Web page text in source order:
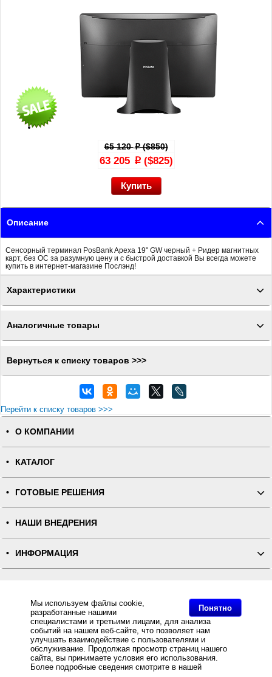
Понятно
Мы используем файлы cookie,
разработанные нашими
специалистами и третьими лицами, для анализа
событий на нашем веб-сайте, что позволяет нам
улучшать взаимодействие с пользователями и
обслуживание. Продолжая просмотр страниц нашего
сайта, вы принимаете условия его использования.
Более подробные сведения смотрите в нашей
65 120p($850)
63 205 p($825)
Описание
Сенсорный терминал PosBank Apexa 19" GW черный + Ридер магнитных
карт, без ОС за разумную цену и с быстрой доставкой Вы всегда можете
купить в интернет-магазине Послэнд!
Характеристики
Аналогичные товары
Вернуться к списку товаров >>>
Перейти к списку товаров >>>
О КОМПАНИИ
КАТАЛОГ
ГОТОВЫЕ РЕШЕНИЯ
НАШИ ВНЕДРЕНИЯ
ИНФОРМАЦИЯ
ПОЛНАЯ ВЕРСИЯ
Интернет-магазин "ПОСЛЭНД" - торгового оборудования, оборудования для автоматизации общепита и
торговли, расходных материалов
Все права защищены, ООО "ПОСЛЭНД" © 2008-2026.
Политика конфиденциальности
Основное: Сенсорный терминал PosBank Apexa 19" GW черный + Ридер магнитных карт, без ОС купить
с доставкой по всей России, самовывоз из Москвы, Сенсорный терминал PosBank Apexa 19" GW